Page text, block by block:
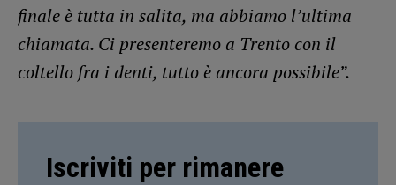
finale è tutta in salita, ma abbiamo l’ultima
chiamata. Ci presenteremo a Trento con il
coltello fra i denti, tutto è ancora possibile”.
Iscriviti per rimanere